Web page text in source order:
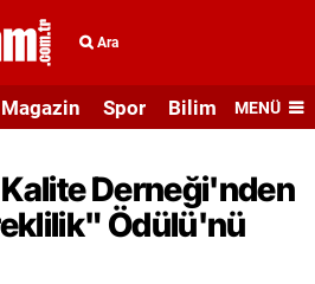
Ara
Magazin Spor Bilim veMENÜ
Derneği'nden
Ödülü'nü